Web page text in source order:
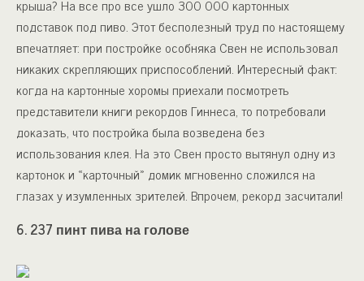
крыша? На все про все ушло 300 000 картонных
подставок под пиво. Этот бесполезный труд по настоящему
впечатляет: при постройке особняка Свен не использовал
никаких скрепляющих приспособлений. Интересный факт:
когда на картонные хоромы приехали посмотреть
представители книги рекордов Гиннеса, то потребовали
доказать, что постройка была возведена без
использования клея. На это Свен просто вытянул одну из
картонок и «карточный» домик мгновенно сложился на
глазах у изумленных зрителей. Впрочем, рекорд засчитали!
6. 237 пинт пива на голове